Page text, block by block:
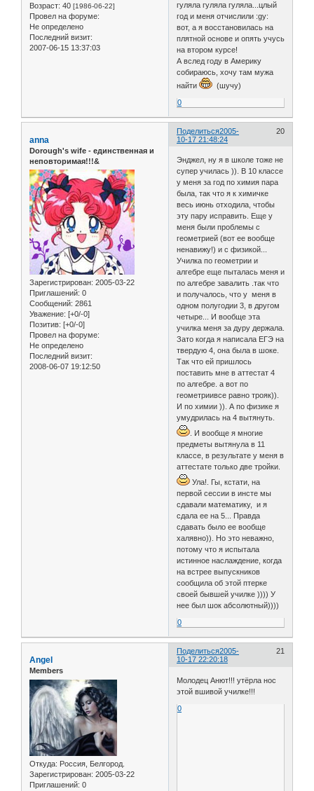
Возраст: 40 [1986-06-22]
Провел на форуме:
Не определено
Последний визит:
2007-06-15 13:37:03
гуляла гуляла гуляла...цлый
год и меня отчислили :gy:
вот, а я восстановилась на
плятной основе и опять учусь
на втором курсе!
А вслед году в Америку
собираюсь, хочу там мужа
найти
(шучу)
0
Поделиться 20
2005-
10-17 21:48:24
anna
Dorough's wife - единственная и
неповторимая!!!&
Зарегистрирован: 2005-03-22
Приглашений: 0
Сообщений: 2861
Уважение: [+0/-0]
Позитив: [+0/-0]
Провел на форуме:
Не определено
Последний визит:
2008-06-07 19:12:50
Энджел, ну я в школе тоже не
супер училась )). В 10 классе
у меня за год по химия пара
была, так что я к химичке
весь июнь отходила, чтобы
эту пару исправить. Еще у
меня были проблемы с
геометрией (вот ее вообще
ненавижу!) и с физикой...
Училка по геометрии и
алгебре еще пыталась меня и
по алгебре завалить .так что
и получалось, что у меня в
одном полугодии 3, в другом
четыре... И вообще эта
училка меня за дуру держала.
Зато когда я написала ЕГЭ на
твердую 4, она была в шоке.
Так что ей пришлось
поставить мне в аттестат 4
по алгебре. а вот по
геометриивсе равно трояк)).
И по химии )). А по физике я
умудрилась на 4 вытянуть.
. И вообще я многие
предметы вытянула в 11
классе, в результате у меня в
аттестате только две тройки.
Ула!. Гы, кстати, на
первой сессии в инсте мы
сдавали математику, и я
сдала ее на 5... Правда
сдавать было ее вообще
халявно)). Но это неважно,
потому что я испытала
истинное наслаждение, когда
на встрее выпускников
сообщила об этой птерке
своей бывшей училке )))) У
нее был шок абсолютный))))
0
Поделиться 21
2005-
10-17 22:20:18
Angel
Members
Откуда: Россия, Белгород.
Зарегистрирован: 2005-03-22
Приглашений: 0
Молодец Анют!!! утёрла нос
этой вшивой училке!!!
0